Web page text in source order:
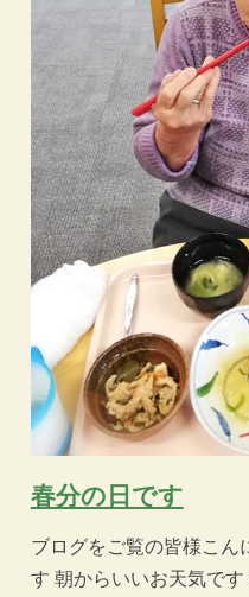
春分の日です
ブログをご覧の皆様こん
す 朝からいいお天気で